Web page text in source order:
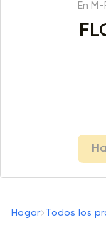
En
Hogar Todos los